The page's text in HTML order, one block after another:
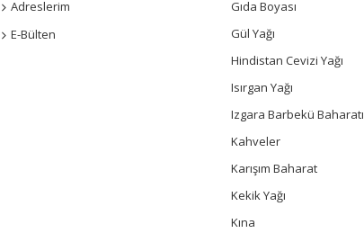
Adreslerim
E-Bülten
Gıda Boyası
Gül Yağı
Hindistan Cevizi Yağı
Isırgan Yağı
Izgara Barbekü Baharatı
Kahveler
Karışım Baharat
Kekik Yağı
Kına